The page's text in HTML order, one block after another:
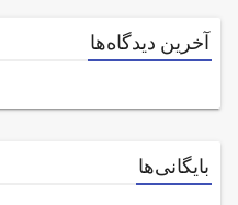
آخرین دیدگاه‌ها
بایگانی‌ها